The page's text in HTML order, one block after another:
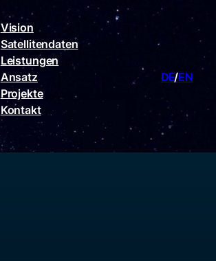
Vision
Satellitendaten
Leistungen
Ansatz
Projekte
Kontakt
EN
DE